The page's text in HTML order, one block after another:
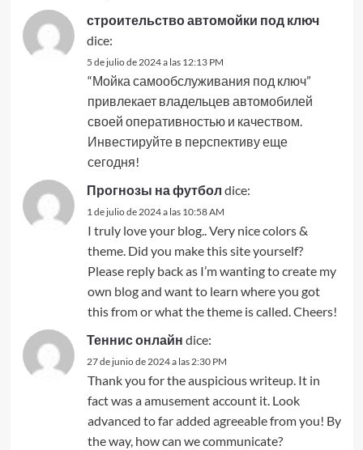
строительство автомойки под ключ
dice:
5 de julio de 2024 a las 12:13 PM
“Мойка самообслуживания под ключ”
привлекает владельцев автомобилей
своей оперативностью и качеством.
Инвестируйте в перспективу еще
сегодня!
Прогнозы на футбол dice:
1 de julio de 2024 a las 10:58 AM
I truly love your blog.. Very nice colors &
theme. Did you make this site yourself?
Please reply back as I’m wanting to create my
own blog and want to learn where you got
this from or what the theme is called. Cheers!
Теннис онлайн dice:
27 de junio de 2024 a las 2:30 PM
Thank you for the auspicious writeup. It in
fact was a amusement account it. Look
advanced to far added agreeable from you! By
the way, how can we communicate?